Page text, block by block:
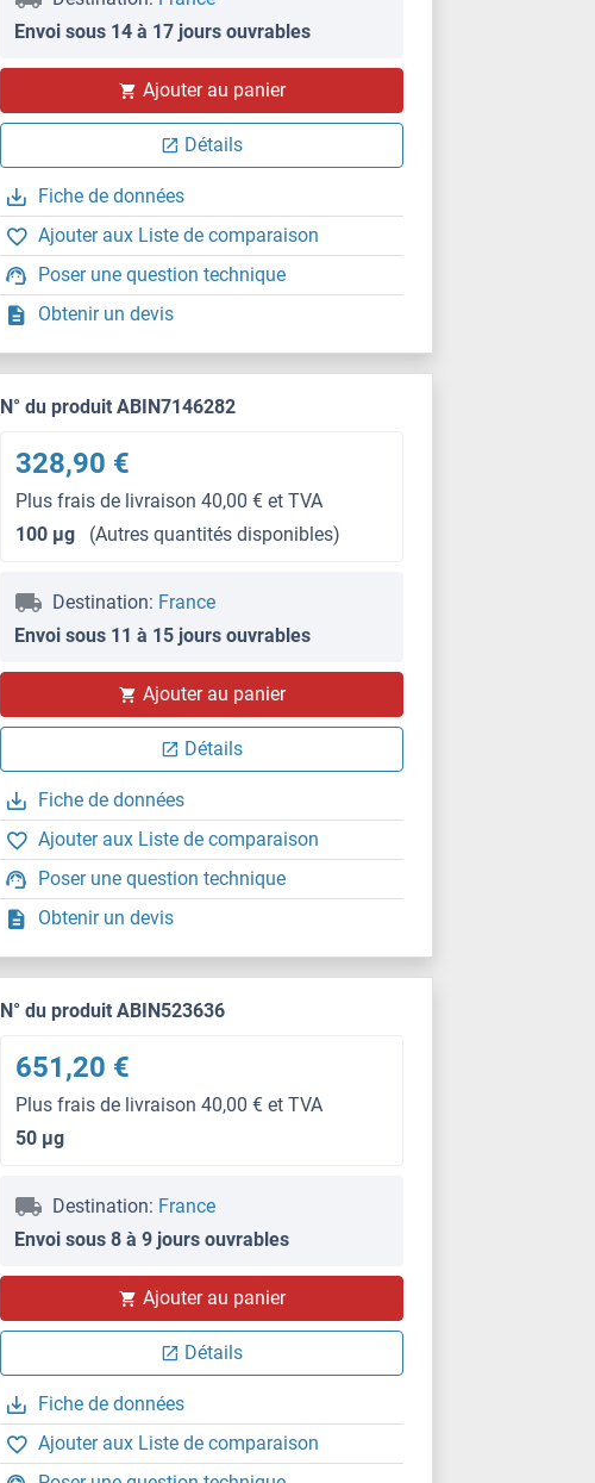
WB
Envoi sous 14 à 17 jours ouvrables
Ajouter au panier
Détails
Fiche de données
Ajouter aux Liste de comparaison
Poser une question technique
Obtenir un devis
IHC
N° du produit ABIN7146282
328,90 €
Plus frais de livraison 40,00 € et TVA
100 μg
(Autres quantités disponibles)
Destination: France
Envoi sous 11 à 15 jours ouvrables
Ajouter au panier
Détails
Fiche de données
Ajouter aux Liste de comparaison
Poser une question technique
Obtenir un devis
N° du produit ABIN523636
651,20 €
Plus frais de livraison 40,00 € et TVA
50 μg
Destination: France
Envoi sous 8 à 9 jours ouvrables
Ajouter au panier
Détails
Fiche de données
Ajouter aux Liste de comparaison